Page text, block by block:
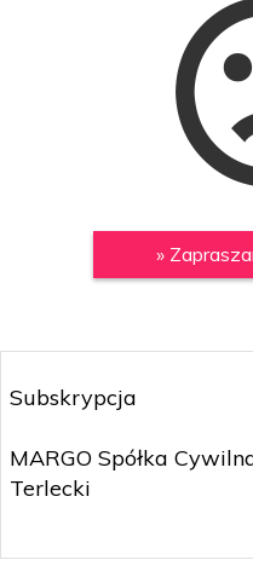
»
Subskrypcja
MARGO Spółka
Terlecki